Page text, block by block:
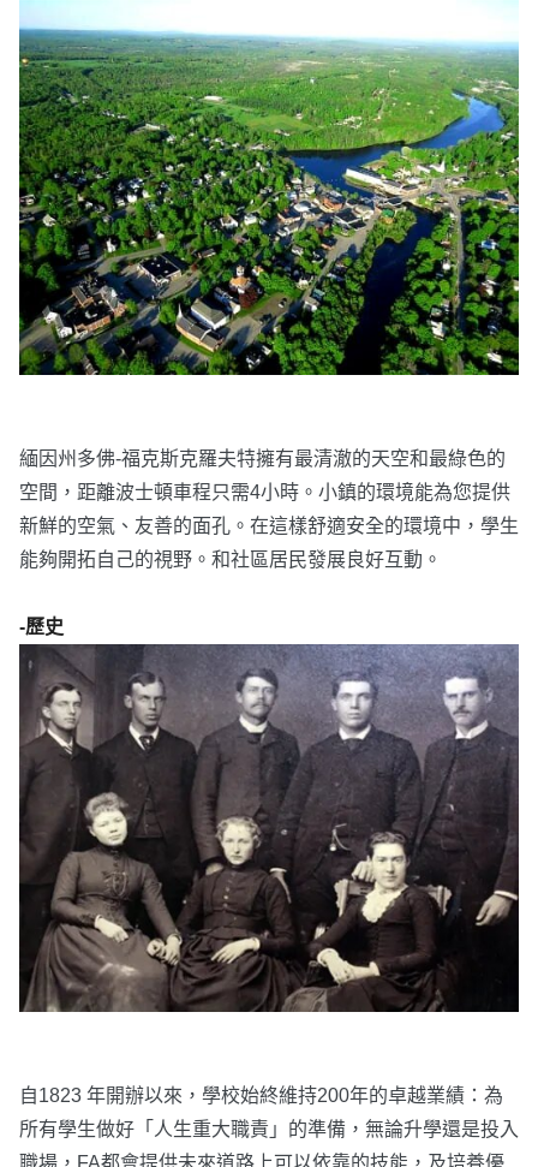
緬因州多佛-福克斯克羅夫特擁有最清澈的天空和最綠色的
空間，距離波士頓車程只需4小時。小鎮的環境能為您提供
新鮮的空氣、友善的面孔。在這樣舒適安全的環境中，學生
能夠開拓自己的視野。和社區居民發展良好互動。
-歷史
自1823 年開辦以來，學校始終維持200年的卓越業績：為
所有學生做好「人生重大職責」的準備，無論升學還是投入
職場，FA都會提供未來道路上可以依靠的技能，及培養優